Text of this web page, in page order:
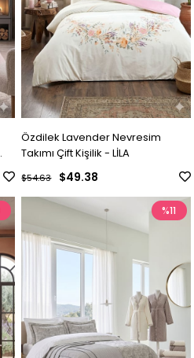
Özdilek Lavender Nevresim
Takımı Çift Kişilik - LİLA
$49.38
$54.63
%11